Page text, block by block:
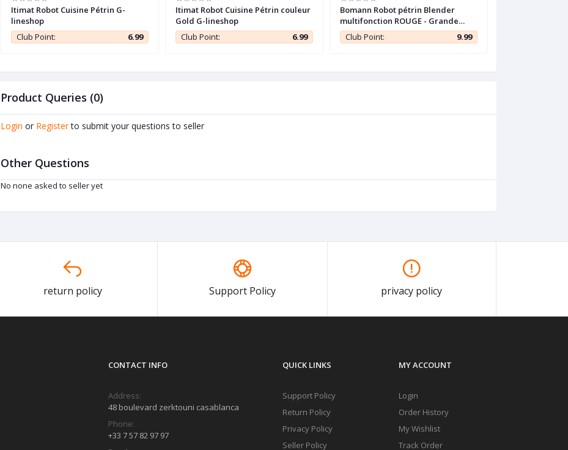
Itimat Robot Cuisine Pétrin G-
lineshop
Club Point:
6.99
Itimat Robot Cuisine Pétrin couleur
Gold G-lineshop
Club Point:
6.99
Bomann Robot pétrin Blender
multifonction ROUGE - Grande
capacité 10L - 1500W -
Club Point: 9.99
Product Queries (0)
Login or Register to submit your questions to seller
Other Questions
No none asked to seller yet
return policy Support Policy privacy policy
CONTACT INFO
Address:
48 boulevard zerktouni casablanca
Phone:
+33 7 57 82 97 97
QUICK LINKS
Support Policy
Return Policy
Privacy Policy
Seller Policy
MY ACCOUNT
Login
Order History
My Wishlist
Track Order